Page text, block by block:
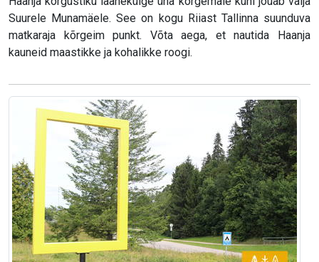
Suurele Munamäele. See on kogu Riiast Tallinna suunduva
matkaraja kõrgeim punkt. Võta aega, et nautida Haanja
kauneid maastikke ja kohalikke roogi.